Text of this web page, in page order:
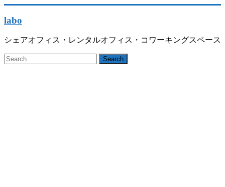
labo
シェアオフィス・レンタルオフィス・コワーキングスペース